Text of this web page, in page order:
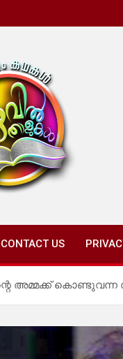
CONTACT US
അമ്മക്ക് കൊണ്ടുവന്ന